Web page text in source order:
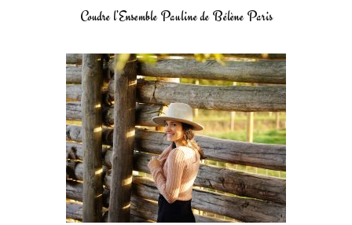
Coudre l’Ensemble Pauline de Bélène Paris